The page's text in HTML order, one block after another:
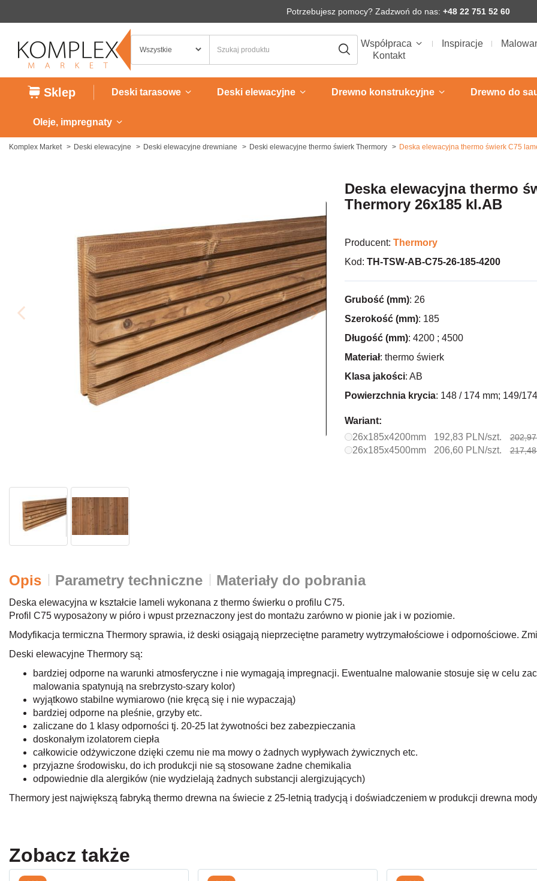
Potrzebujesz pomocy? Zadzwoń do nas: +48 22 751 52 60
Współpraca Inspiracje
Kontakt
Sklep Deski tarasowe Deski elewacyjne Drewno konstrukcyjne Drewno do
Oleje, impregnaty
Komplex Market Deski elewacyjne Deski elewacyjne drewniane Deski elewacyjne thermo świerk Thermory Deska elewacyjna thermo świerk C75
Deska elewacyjna thermo
Thermory 26x185 kl.AB
Producent: Thermory
Kod: TH-TSW-AB-C75-26-185-4200
Grubość (mm): 26
Szerokość (mm): 185
Długość (mm): 4200 ; 4500
Materiał: thermo świerk
Klasa jakości: AB
Powierzchnia krycia: 148 / 174 mm; 149/
Wariant:
26x185x4200mm
192,83 PLN/szt.
26x185x4500mm 206,60 PLN/szt.
Opis Parametry techniczne Materiały do pobrania
Deska elewacyjna w kształcie lameli wykonana z thermo świerku o profilu C75.
Profil C75 wyposażony w pióro i wpust przeznaczony jest do montażu zarówno w pionie jak i w poziomie.
Modyfikacja termiczna Thermory sprawia, iż deski osiągają nieprzeciętne parametry wytrzymałościowe i odpornościowe.
Deski elewacyjne Thermory są:
bardziej odporne na warunki atmosferyczne i nie wymagają impregnacji. Ewentualne malowanie stosuje się w celu
malowania spatynują na srebrzysto-szary kolor)
wyjątkowo stabilne wymiarowo (nie kręcą się i nie wypaczają)
bardziej odporne na pleśnie, grzyby etc.
zaliczane do 1 klasy odporności tj. 20-25 lat żywotności bez zabezpieczania
doskonałym izolatorem ciepła
całkowicie odżywiczone dzięki czemu nie ma mowy o żadnych wypływach żywicznych etc.
przyjazne środowisku, do ich produkcji nie są stosowane żadne chemikalia
odpowiednie dla alergików (nie wydzielają żadnych substancji alergizujących)
Thermory jest największą fabryką thermo drewna na świecie z 25-letnią tradycją i doświadczeniem w produkcji drewna
Zobacz także